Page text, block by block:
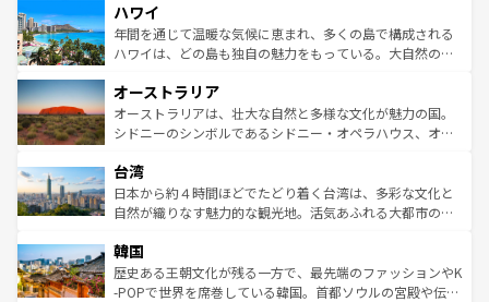
ば市内交通費無料で観光を楽しむこともできる。 なお、新
着のスイス情報はコンテンツ一覧 を参照してほしい。
のような巨大都市は、観光、ショッピング、エンターテイ
ンメントが詰まった刺激的なスポットだ。一方、アメリカ
西部には大自然が広がり、グランドキャニオンやイエロー
部のニューオーリンズでは、音楽と美食が融合した独特の
文化が魅力。旅行者はアメリカの各地域で異なる魅力を楽
しみながら、その多様性と豊かな歴史を感じることができ
ならではの贅沢な旅のスタイルだ。 なお、新着のアメリカ
情報はコンテンツ一覧を参照してほしい。
ハワイ
年間を通じて温暖な気候に恵まれ、多くの島で構成される
ハワイは、どの島も独自の魅力をもっている。大自然の神
ワイ島は見逃せない。また、定番の観光地といえばオアフ
島だが、静かな自然を求めるならマウイ島やカウアイ島が
おすすめ。エメラルドグリーンに輝く海をはじめ、豊かな
れるおもてなしの心で訪れる人々を迎えてくれるハワイの
人々、おいしいローカルフードやハワイアンミュージッ
ク、伝統的なフラダンスなど、すべてがハワイの魅力を彩
ワイを、存分に味わってほしい。 なお、新着のハワイ情報
はコンテンツ一覧を参照してほしい。
オーストラリア
オーストラリアは、壮大な自然と多様な文化が魅力の国。
シドニーのシンボルであるシドニー・オペラハウス、オー
リアリーフや大陸中央部にそびえるウルル（エアーズロッ
ク）、タスマニアの美しい原生林やケアンズの熱帯雨林な
ど、見どころがたくさん。また、カフェやワイン、オージ
いる。アクティビティも充実しており、サーフィンやダイ
ビング、ハイキングなど、アウトドア好きにはたまらな
い。オーストラリアの多彩な魅力を存分に味わいつくそ
台湾
日本から約４時間ほどでたどり着く台湾は、多彩な文化と
自然が織りなす魅力的な観光地。活気あふれる大都市の台
ン）、静ひつな山岳地帯である台湾東部など、都市の喧騒
と山間の静けさが共存しており、訪れる人に新しい発見と
驚きをもたらしてくれる。また、奥深い台湾の食文化も魅
韓国
歴史ある王朝文化が残る一方で、最先端のファッションやK
-POPで世界を席巻している韓国。首都ソウルの宮殿や伝統